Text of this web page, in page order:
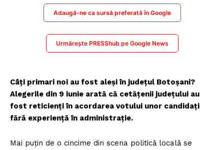
Adaugă-ne ca sursă preferată în Google
Urmărește PRESShub pe Google News
Câți primari noi au fost aleși în județul Botoșani?
Alegerile din 9 iunie arată că cetățenii județului au
fost reticienți în acordarea votului unor candidați
fără experiență în administrație.
Mai puţin de o cincime din scena politică locală se